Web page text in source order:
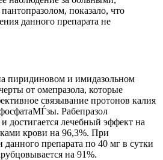
показало, что
данного препарата не
пиридиновом и имидазольном
от омепразола, которые
связывание протонов калия
Рабепразол
достигается лечебный эффект на
крови на 96,3%. При
препарата по 40 мг в сутки
на 91%.